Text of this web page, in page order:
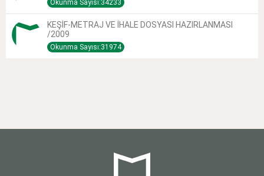
Okunma Sayısı:34233
KEŞİF-METRAJ VE İHALE DOSYASI HAZIRLANMASI
/2009
Okunma Sayısı:31974